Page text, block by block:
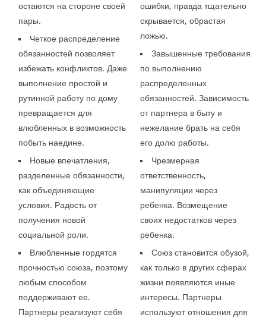
остаются на стороне своей
пары.
Четкое распределение
обязанностей позволяет
избежать конфликтов. Даже
выполнение простой и
рутинной работу по дому
превращается для
влюбленных в возможность
побыть наедине.
Новые впечатления,
разделенные обязанности,
как объединяющие
условия. Радость от
получения новой
социальной роли.
Влюбленные гордятся
прочностью союза, поэтому
любым способом
поддерживают ее.
Партнеры реализуют себя
ошибки, правда тщательно
скрывается, обрастая
ложью.
Завышенные требования
по выполнению
распределенных
обязанностей. Зависимость
от партнера в быту и
нежелание брать на себя
его долю работы.
Чрезмерная
ответственность,
манипуляции через
ребенка. Возмещение
своих недостатков через
ребенка.
Союз становится обузой,
как только в других сферах
жизни появляются иные
интересы. Партнеры
используют отношения для